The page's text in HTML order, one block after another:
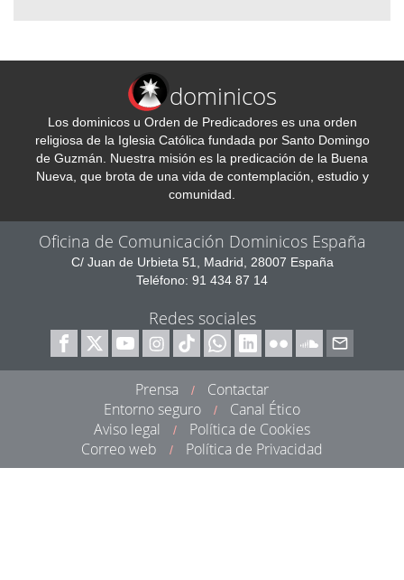
dominicos
Los dominicos u Orden de Predicadores es una orden
religiosa de la Iglesia Católica fundada por Santo Domingo
de Guzmán. Nuestra misión es la predicación de la Buena
Nueva, que brota de una vida de contemplación, estudio y
comunidad.
Oficina de Comunicación Dominicos España
C/ Juan de Urbieta 51, Madrid, 28007 España
Teléfono: 91 434 87 14
Redes sociales
Prensa /
Contactar
Entorno seguro
/
Canal Ético
Aviso legal
/
Política de Cookies
Correo web
/ Política de Privacidad